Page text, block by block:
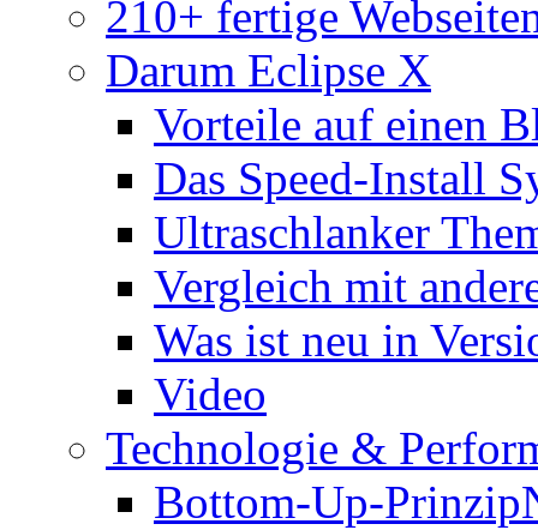
210+ fertige
Darum Eclipse X
Vorteile auf einen
Das Speed-Install
Ultraschlanker
Vergleich mit
Was ist neu in
Video
Technologie &
Bottom-Up-Prinzip